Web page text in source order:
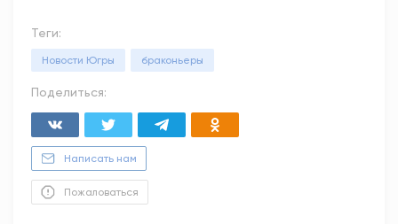
Теги:
Новости Югры браконьеры
Поделиться:
Написать нам
Пожаловаться